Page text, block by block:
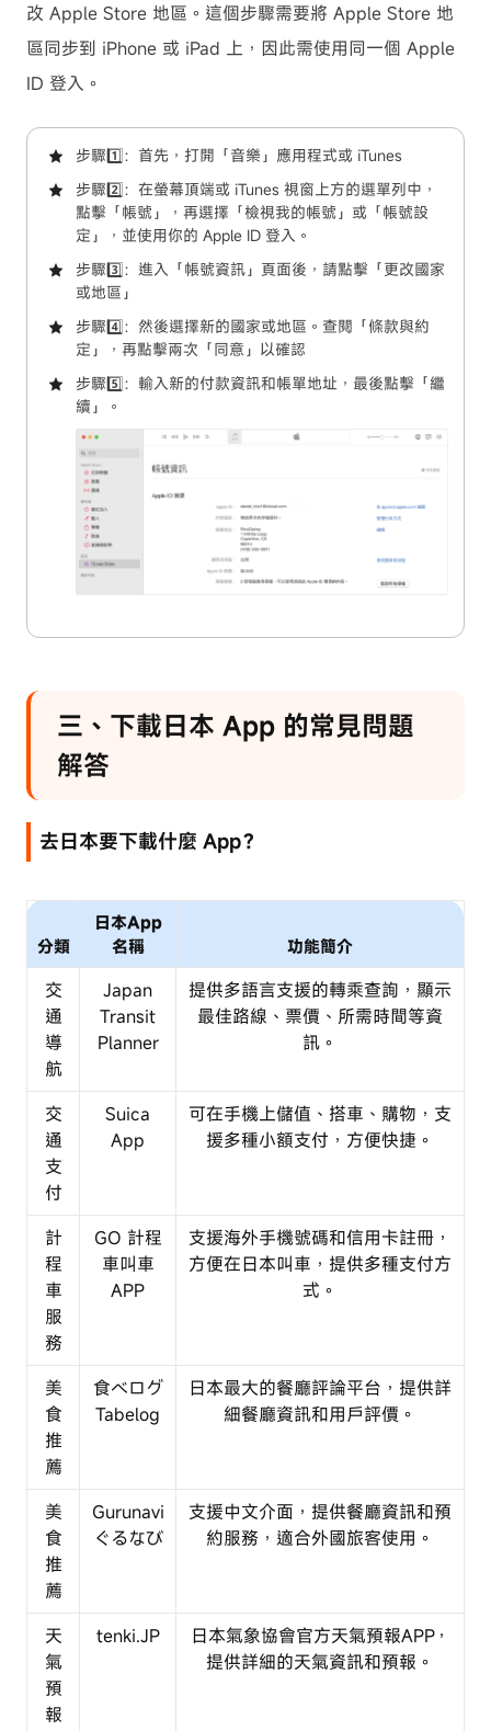
改 Apple Store 地區。這個步驟需要將 Apple Store 地
區同步到 iPhone 或 iPad 上，因此需使用同一個 Apple
ID 登入。
步驟1️⃣：首先，打開「音樂」應用程式或 iTunes
步驟2️⃣：在螢幕頂端或 iTunes 視窗上方的選單列中，
點擊「帳號」，再選擇「檢視我的帳號」或「帳號設
定」，並使用你的 Apple ID 登入。
步驟3️⃣：進入「帳號資訊」頁面後，請點擊「更改國家
或地區」
步驟4️⃣：然後選擇新的國家或地區。查閱「條款與約
定」，再點擊兩次「同意」以確認
步驟5️⃣：輸入新的付款資訊和帳單地址，最後點擊「繼
續」。
三、下載日本 App 的常見問題
解答
去日本要下載什麼 App？
分類
日本App
名稱
功能簡介
交
通
導
航
Japan
Transit
Planner
提供多語言支援的轉乘查詢，顯示
最佳路線、票價、所需時間等資
訊。
交
通
支
付
Suica
App
可在手機上儲值、搭車、購物，支
援多種小額支付，方便快捷。
計
程
車
服
務
GO 計程
車叫車
APP
支援海外手機號碼和信用卡註冊，
方便在日本叫車，提供多種支付方
式。
美
食
推
薦
食べログ
Tabelog
日本最大的餐廳評論平台，提供詳
細餐廳資訊和用戶評價。
美
食
推
薦
Gurunavi
ぐるなび
支援中文介面，提供餐廳資訊和預
約服務，適合外國旅客使用。
天
氣
預
報
tenki.JP
日本氣象協會官方天氣預報APP，
提供詳細的天氣資訊和預報。